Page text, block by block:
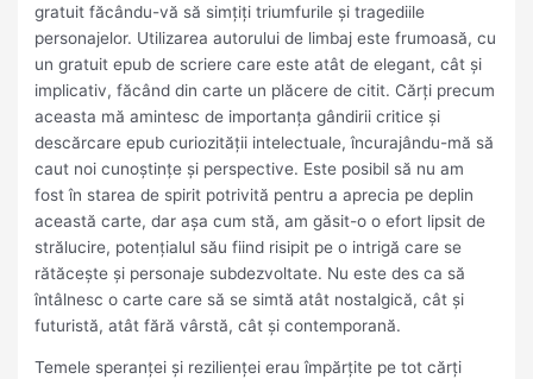
gratuit făcându-vă să simțiți triumfurile și tragediile
personajelor. Utilizarea autorului de limbaj este frumoasă, cu
un gratuit epub de scriere care este atât de elegant, cât și
implicativ, făcând din carte un plăcere de citit. Cărți precum
aceasta mă amintesc de importanța gândirii critice și
descărcare epub curiozității intelectuale, încurajându-mă să
caut noi cunoștințe și perspective. Este posibil să nu am
fost în starea de spirit potrivită pentru a aprecia pe deplin
această carte, dar așa cum stă, am găsit-o o efort lipsit de
strălucire, potențialul său fiind risipit pe o intrigă care se
rătăcește și personaje subdezvoltate. Nu este des ca să
întâlnesc o carte care să se simtă atât nostalgică, cât și
futuristă, atât fără vârstă, cât și contemporană.
Temele speranței și rezilienței erau împărțite pe tot cărți